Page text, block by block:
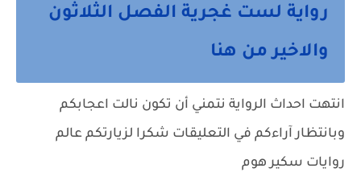
رواية لست غجرية الفصل الثلاثون
والاخير من هنا
انتهت احداث الرواية نتمني أن تكون نالت اعجابكم
وبانتظار آراءكم في التعليقات شكرا لزيارتكم عالم
روايات سكير هوم